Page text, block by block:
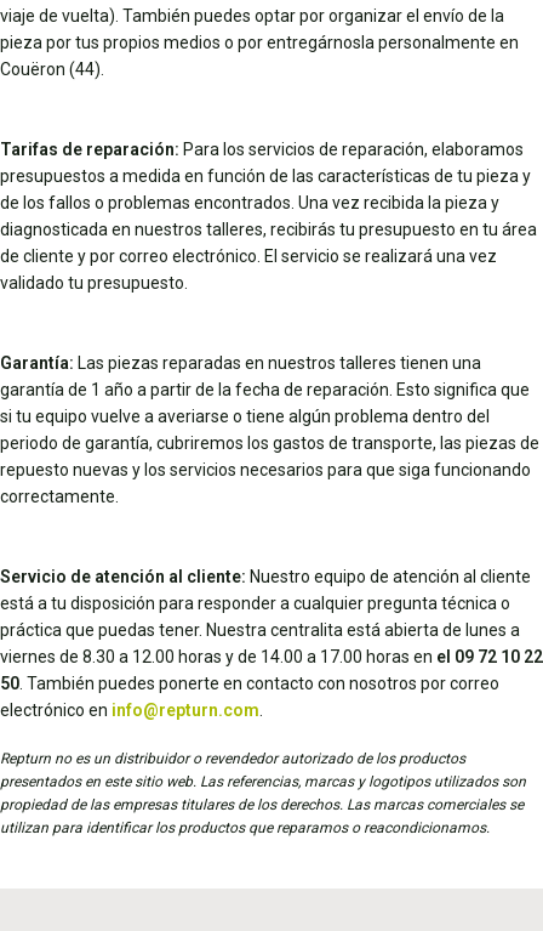
viaje de vuelta). También puedes optar por organizar el envío de la
pieza por tus propios medios o por entregárnosla personalmente en
Couëron (44).
Tarifas de reparación: Para los servicios de reparación, elaboramos
presupuestos a medida en función de las características de tu pieza y
de los fallos o problemas encontrados. Una vez recibida la pieza y
diagnosticada en nuestros talleres, recibirás tu presupuesto en tu área
de cliente y por correo electrónico. El servicio se realizará una vez
validado tu presupuesto.
Garantía: Las piezas reparadas en nuestros talleres tienen una
garantía de 1 año a partir de la fecha de reparación. Esto significa que
si tu equipo vuelve a averiarse o tiene algún problema dentro del
periodo de garantía, cubriremos los gastos de transporte, las piezas de
repuesto nuevas y los servicios necesarios para que siga funcionando
correctamente.
Servicio de atención al cliente: Nuestro equipo de atención al cliente
está a tu disposición para responder a cualquier pregunta técnica o
práctica que puedas tener. Nuestra centralita está abierta de lunes a
viernes de 8.30 a 12.00 horas y de 14.00 a 17.00 horas en el 09 72 10 22
50 . También puedes ponerte en contacto con nosotros por correo
electrónico en info@repturn.com
Repturn no es un distribuidor o revendedor autorizado de los productos
presentados en este sitio web. Las referencias, marcas y logotipos utilizados son
propiedad de las empresas titulares de los derechos. Las marcas comerciales se
utilizan para identificar los productos que reparamos o reacondicionamos.